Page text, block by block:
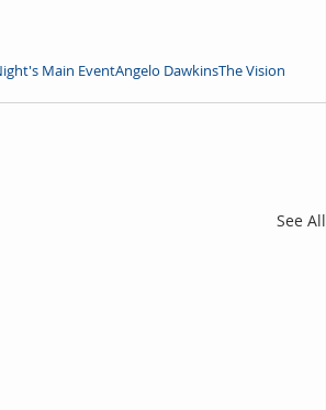
Main EventAngelo DawkinsThe Vision
See All